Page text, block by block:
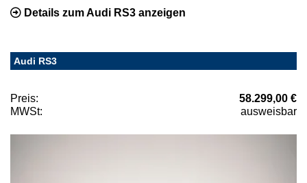
Details zum Audi RS3 anzeigen
Audi RS3
Preis:
58.299,00 €
MWSt:
ausweisbar